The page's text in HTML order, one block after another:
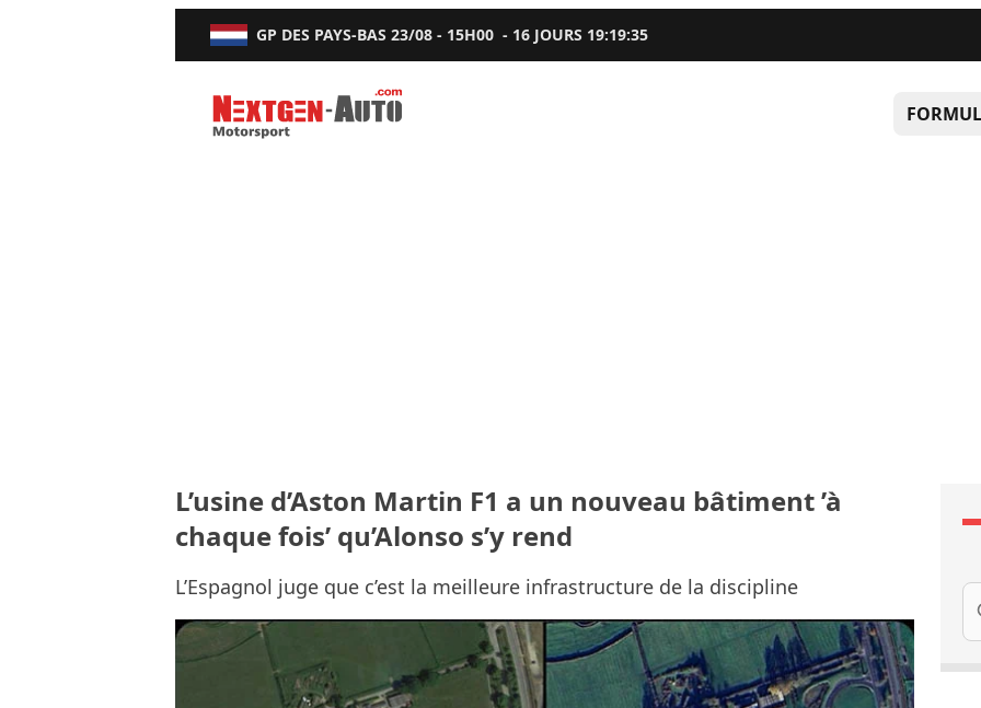
GP DES PAYS-BAS 23/08 - 15H00 - 16 JOURS 19:19:34
Nextgen-Auto.com
L’usine d’Aston Martin F1 a un nouveau bâtiment ’à
chaque fois’ qu’Alonso s’y rend
L’Espagnol juge que c’est la meilleure infrastructure de la discipline